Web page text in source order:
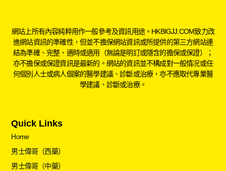
網站上所有內容純粹用作一般參考及資訊用途。HKBIGJJ.COM致力改
進網站資訊的準確性，但並不擔保網站資訊或所提供的第三方網站連
結為準確、完整、適時或適用（無論是明訂或隱含的擔保或保證）；
亦不擔保或保證資訊是最新的。網站的資訊並不構成對一般情况或任
何個別人士或病人個案的醫學建議、診斷或治療，亦不應取代專業醫
學建議、診斷或治療。
Quick Links
Home
男士偉哥（西藥）
男士偉哥（中藥）